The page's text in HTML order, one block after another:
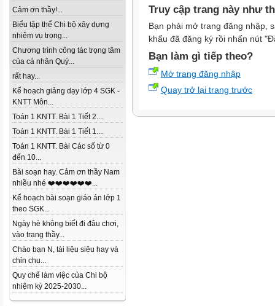
Cảm ơn thầy!...
Biểu tập thể Chi bộ xây dựng
nhiệm vụ trọng...
Chương trình công tác trọng tâm
của cá nhân Quý...
rất hay...
Kế hoạch giảng dạy lớp 4 SGK -
KNTT Môn...
Toán 1 KNTT. Bài 1 Tiết 2....
Toán 1 KNTT. Bài 1 Tiết 1....
Toán 1 KNTT. Bài Các số từ 0
đến 10...
Bài soạn hay. Cảm ơn thầy Nam
nhiều nhé ❤️❤️❤️❤️❤️❤️...
Kế hoạch bài soạn giáo án lớp 1
theo SGK...
Ngày hè không biết đi đâu chơi,
vào trang thầy...
Chào bạn N, tài liệu siêu hay và
chỉn chu...
Quy chế làm việc của Chi bộ
nhiệm kỳ 2025-2030...
Truy cập trang này như
Bạn phải mở trang đăng nhập,
khẩu đã đăng ký rồi nhấn nút
Bạn làm gì tiếp theo?
Mở trang đăng nhập
Quay trở lại trang trước